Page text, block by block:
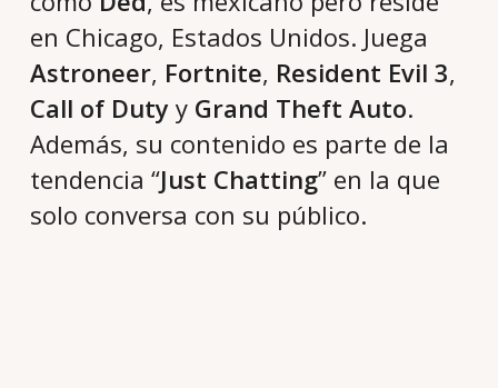
en Chicago, Estados Unidos. Juega
Astroneer, Fortnite, Resident Evil 3,
Call of Dutyy Grand Theft Auto.
Además, su contenido es parte de la
tendencia “Just Chatting” en la que
solo conversa con su público.